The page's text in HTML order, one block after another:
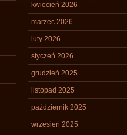
kwiecień 2026
marzec 2026
luty 2026
styczeń 2026
grudzień 2025
listopad 2025
październik 2025
wrzesień 2025